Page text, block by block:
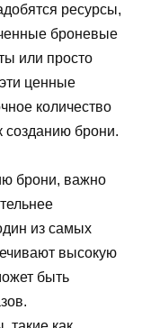
ресурсы,
броневые
или просто
ценные
количество
созданию брони.
брони, важно
из самых
высокую
быть